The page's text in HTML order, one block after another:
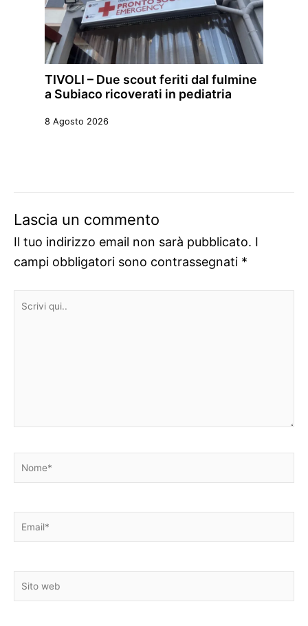
TIVOLI – Due scout feriti dal fulmine
a Subiaco ricoverati in pediatria
8 Agosto 2026
Lascia un commento
Il tuo indirizzo email non sarà pubblicato. I
campi obbligatori sono contrassegnati *
Scrivi
Nome*
Email*
Sito
web